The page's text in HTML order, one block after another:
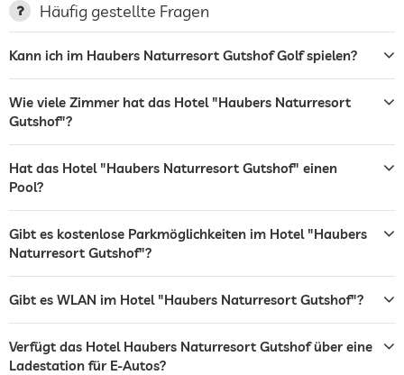
Terrasse
Wäscheservice
Sonnenliegen
Restaurant
Tresor
Fahrradverleih Gegen Gebühr
Wintersportmöglichkeiten
Ski
hoteleigene Skischule
Häufig gestellte Fragen
Kann ich im Haubers Naturresort Gutshof Golf spielen?
Wie viele Zimmer hat das Hotel "Haubers Naturresort
Gutshof"?
Hat das Hotel "Haubers Naturresort Gutshof" einen
Pool?
Gibt es kostenlose Parkmöglichkeiten im Hotel "Haubers
Naturresort Gutshof"?
Gibt es WLAN im Hotel "Haubers Naturresort Gutshof"?
Verfügt das Hotel Haubers Naturresort Gutshof über eine
Ladestation für E-Autos?